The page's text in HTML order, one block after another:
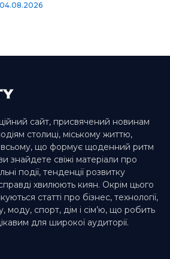
04.08.2026
сайт, присвячений новинам
столиці, міському життю,
всьому, що формує щоденний ритм
знайдете свіжі матеріали про
події, тенденції розвитку
хвилюють киян. Окрім цього
статті про бізнес, технології,
моду, спорт, дім і сім’ю, що робить
для широкої аудиторії.